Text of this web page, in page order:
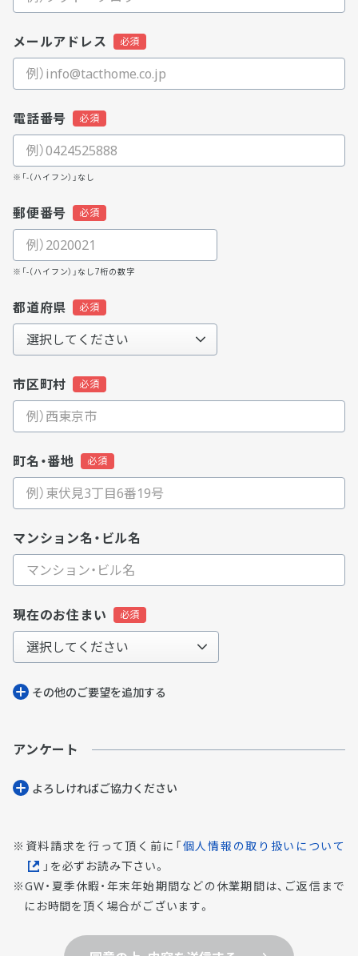
メールアドレス
電話番号
※「-（ハイフン）」なし
郵便番号
※「-（ハイフン）」なし7桁の数字
都道府県
市区町村
町名・番地
マンション名・ビル名
現在のお住まい
その他のご要望を追加する
アンケート
よろしければご協⼒ください
資料請求を行って頂く前に「個人情報の取り扱いについて
」を必ずお読み下さい。
GW・夏季休暇・年末年始期間などの休業期間は、ご返信まで
にお時間を頂く場合がございます。